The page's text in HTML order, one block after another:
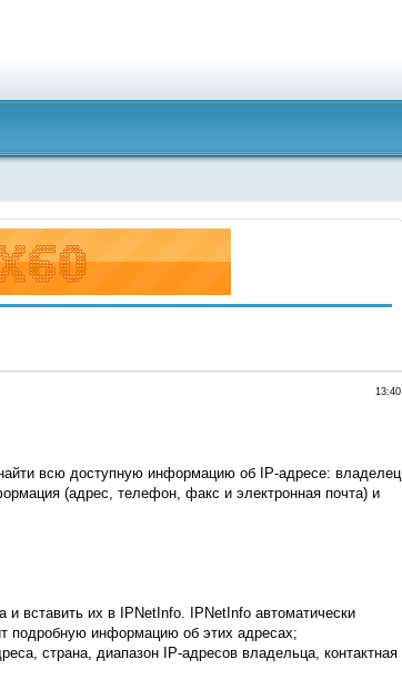
13:40
всю доступную информацию об IP-адресе: владелец
(адрес, телефон, факс и электронная почта) и
и вставить их в IPNetInfo. IPNetInfo автоматически
подробную информацию об этих адресах;
страна, диапазон IP-адресов владельца, контактная